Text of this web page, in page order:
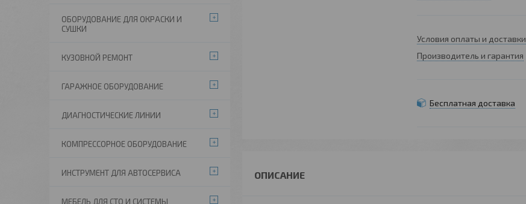
Условия оплаты и доставки
Производитель и гарантия
Бесплатная доставка
ОБОРУДОВАНИЕ ДЛЯ ОКРАСКИ И
СУШКИ
КУЗОВНОЙ РЕМОНТ
ГАРАЖНОЕ ОБОРУДОВАНИЕ
ДИАГНОСТИЧЕСКИЕ ЛИНИИ
КОМПРЕССОРНОЕ ОБОРУДОВАНИЕ
ИНСТРУМЕНТ ДЛЯ АВТОСЕРВИСА
МЕБЕЛЬ ДЛЯ СТО И СИСТЕМЫ